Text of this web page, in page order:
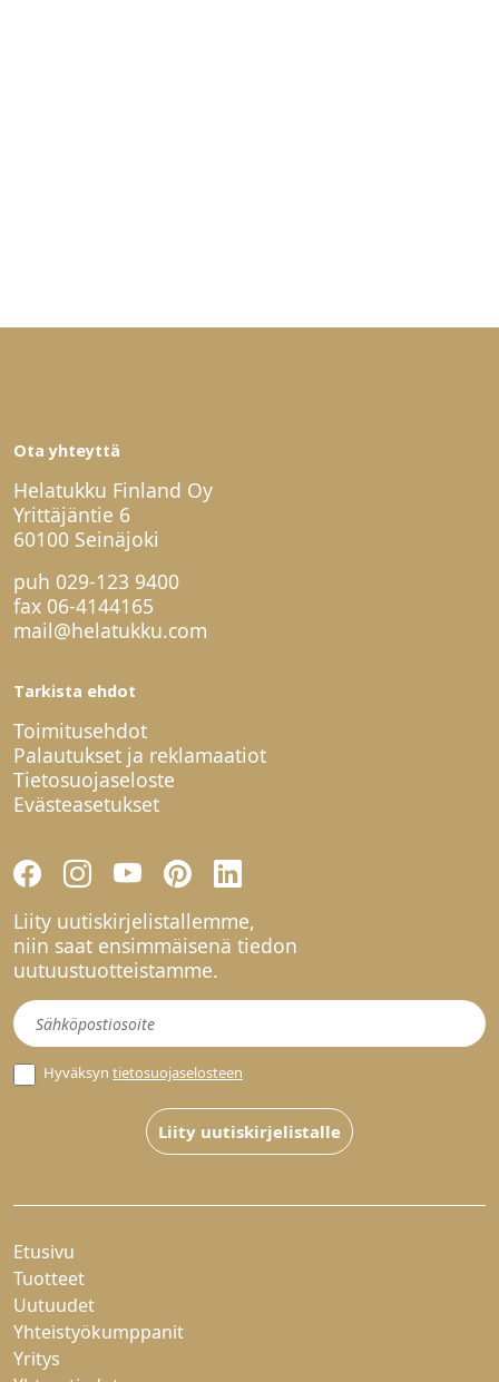
Ota yhteyttä
Helatukku Finland Oy
Yrittäjäntie 6
60100 Seinäjoki
puh 029-123 9400
fax 06-4144165
mail@helatukku.com
Tarkista ehdot
Toimitusehdot
Palautukset ja reklamaatiot
Tietosuojaseloste
Evästeasetukset
Liity uutiskirjelistallemme,
niin saat ensimmäisenä tiedon
uutuustuotteistamme.
Uutiskirje
Hyväksyn tietosuojaselosteen
Liity uutiskirjelistalle
Etusivu
Tuotteet
Uutuudet
Yhteistyökumppanit
Yritys